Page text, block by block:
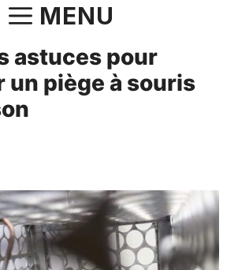
MENU
astuces pour
un piège à souris